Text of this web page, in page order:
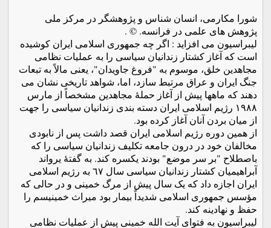
شورا مکارمی، انسان شناس و پژوهشگر در مرکز ملی
پژوهش های علمی در فرانسه. © .
لیبراسیون می افزاید : اگر چه جمهوری اسلامی ایران کوشیده‌
است که آغاز کشتار زندانیان سیاسی را به عملیات نظامی
مجاهدین خلق، موسوم به "فروغ جاویدان"، یعنی مالاً به تبعات
جنگ ایران و عراق مرتبط سازد، اما، شواهد تاریخی نشان می
دهند که ماهها پیش از آغاز حملۀ مجاهدین مشخصاً از مارس
١٩٨٨ رژیم اسلامی ایران دسته بندی زندانیان سیاسی را جهت
از میان بردن آنان آغاز کرده بود.
از همین دوره رژیم اسلامی ایران قصد داشت پس از نابودی
مخالفان خود در درون جامعه تکلیف زندانیان سیاسی را که
باصطلاح "بر سر موضع" بودند یکسره کند. به گفتۀ یرواند
آبراهیمیان کشتار زندانیان سیاسی سال ٦٧ به رژیم اسلامی
ایران اجازه داد که یک سال پیش از مرگ خمینی و در حالی که
مؤسس جمهوری اسلامی شدیداً بیمار بود میراث خمینیسم را
حفظ و نهادینه کند.
لیبراسیون به فتوای آیت الله خمینی پیش از عملیات نظامی